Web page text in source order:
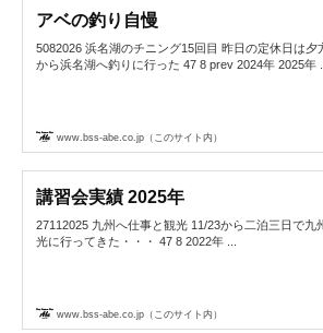
アベの釣り自慢
5082026 浜名湖のチニング15回目 昨日の定休日は夕
から浜名湖へ釣りに行った 47 8 prev 2024年 2025年 ...
www.bss-abe.co.jp（このサイト内）
講習会実績 2025年
27112025 九州へ仕事と観光 11/23から二泊三日で九
光に行ってきた・・・ 47 8 2022年 ...
www.bss-abe.co.jp（このサイト内）